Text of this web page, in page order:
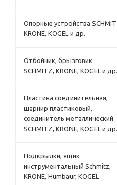
Опорные устройства
KRONE, KOGEL и др.
Отбойник, брызговик
SCHMITZ, KRONE, KOGEL и др.
Пластина соединительная,
шарнир пластиковый,
соединитель металлический
SCHMITZ, KRONE, KOGEL и др.
Подкрылки, ящик
инструментальный Schmitz,
KRONE, Humbaur, KOGEL